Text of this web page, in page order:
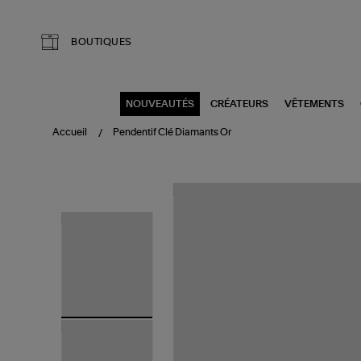
BOUTIQUES
NOUVEAUTÉS CRÉATEURS VÊTEMENTS
Accueil Pendentif Clé Diamants Or